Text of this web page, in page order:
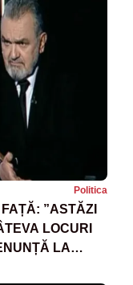
Politica
”ASTĂZI
LOCURI
LA